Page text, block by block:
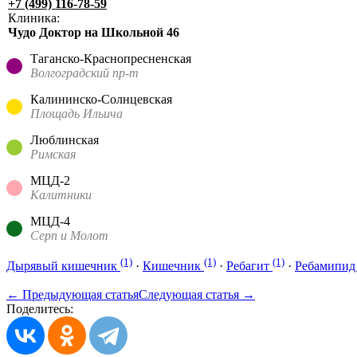
+7 (499) 116-78-59
Клиника:
Чудо Доктор на Школьной 46
Таганско-Краснопресненская
Волгоградский пр-т
Калининско-Солнцевская
Площадь Ильича
Люблинская
Римская
МЦД-2
Калитники
МЦД-4
Серп и Молот
Дырявый кишечник (1) · Кишечник (1) · Ребагит (1) · Ребамипид
← Предыдующая статьяСледующая статья →
Поделитесь: